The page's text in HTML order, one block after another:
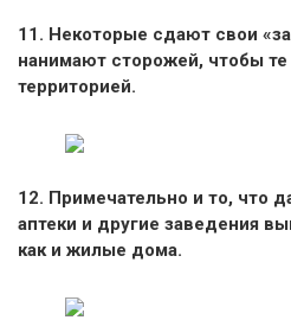
11. Некоторые сдают свои
нанимают сторожей, чтобы те
территорией.
12. Примечательно и то, что
аптеки и другие заведения
как и жилые дома.